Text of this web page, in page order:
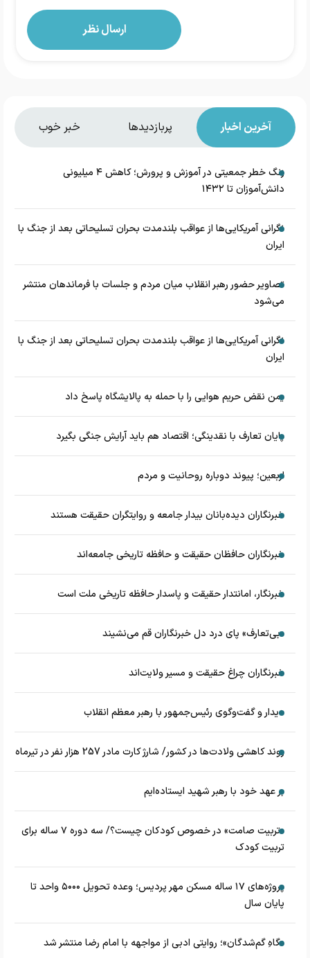
آخرین اخبار پربازدیدها خبر خوب
زنگ خطر جمعیتی در آموزش و پرورش؛ کاهش ۴ میلیونی
دانش‌آموزان تا ۱۴۳۲
نگرانی آمریکایی‌ها از عواقب بلندمدت بحران تسلیحاتی بعد از جنگ با
ایران
تصاویر حضور رهبر انقلاب میان مردم و جلسات با فرماندهان منتشر
می‌شود
نگرانی آمریکایی‌ها از عواقب بلندمدت بحران تسلیحاتی بعد از جنگ با
ایران
یمن نقض حریم هوایی را با حمله به پالایشگاه پاسخ داد
پایان تعارف با نقدینگی؛ اقتصاد هم باید آرایش جنگی بگیرد
اربعین؛ پیوند دوباره روحانیت و مردم
خبرنگاران دیده‌بانان بیدار جامعه و روایتگران حقیقت هستند
خبرنگاران حافظان حقیقت و حافظه تاریخی جامعه‌اند
خبرنگار، امانتدار حقیقت و پاسدار حافظه تاریخی ملت است
«بی‌تعارف» پای درد دل خبرنگاران قم می‌نشیند
خبرنگاران چراغ حقیقت و مسیر ولایت‌اند
دیدار و گفت‌وگوی رئیس‌جمهور با رهبر معظم انقلاب
روند کاهشی ولادت‌ها در کشور/ شارژ کارت مادر 257 هزار نفر در تیرماه
بر عهد خود با رهبر شهید ایستاده‌ایم
«تربیت صامت» در خصوص کودکان چیست؟/ سه دوره ۷ ساله برای
تربیت کودک
پروژه‌های ۱۷ ساله مسکن مهر پردیس؛ وعده تحویل ۵۰۰۰ واحد تا
پایان سال
«گاهِ گم‌شدگان»؛ روایتی ادبی از مواجهه با امام رضا منتشر شد